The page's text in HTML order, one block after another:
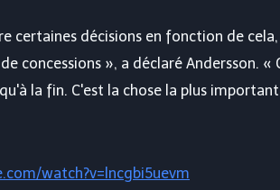
certaines décisions en fonction de
concessions », a déclaré Andersson.
la fin. C'est la chose la plus
watch?v=lncgbi5uevm